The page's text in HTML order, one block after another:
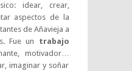
idear, crear,
aspectos de la
de Añavieja a
Fue un trabajo
motivador…
imaginar y soñar